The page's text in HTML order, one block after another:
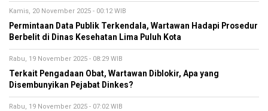
Kamis, 20 November 2025 - 00:12 WIB
Permintaan Data Publik Terkendala, Wartawan Hadapi Prosedur
Berbelit di Dinas Kesehatan Lima Puluh Kota
Rabu, 19 November 2025 - 08:29 WIB
Terkait Pengadaan Obat, Wartawan Diblokir, Apa yang
Disembunyikan Pejabat Dinkes?
Rabu, 19 November 2025 - 07:02 WIB